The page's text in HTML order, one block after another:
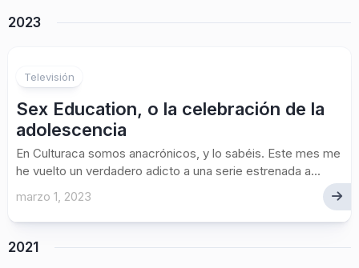
2023
Televisión
Sex Education, o la celebración de la
adolescencia
En Culturaca somos anacrónicos, y lo sabéis. Este mes me
he vuelto un verdadero adicto a una serie estrenada a...
marzo 1, 2023
2021